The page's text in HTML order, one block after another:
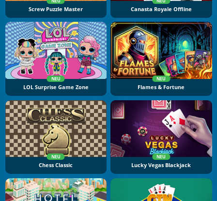
Screw Puzzle Master Canasta Royale Offline
NEU
LOL Surprise Game Zone
NEU
Flames & Fortune
NEU
Chess Classic
NEU
Lucky Vegas Blackjack